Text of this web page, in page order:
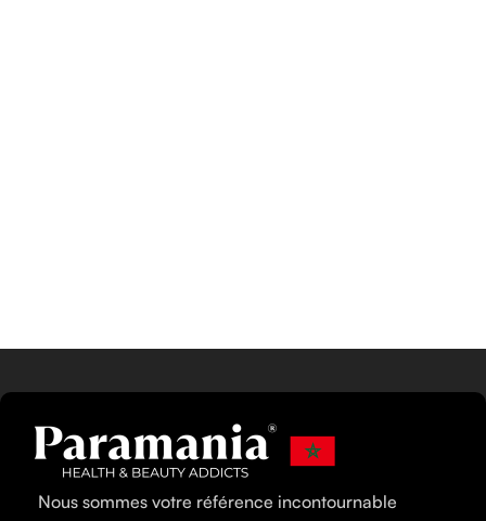
Nous sommes votre référence incontournable